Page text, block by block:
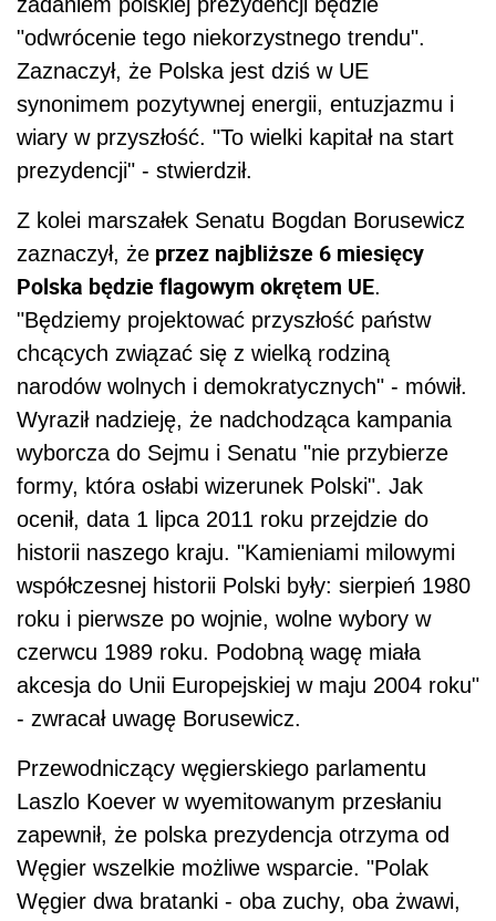
zadaniem polskiej prezydencji będzie
"odwrócenie tego niekorzystnego trendu".
Zaznaczył, że Polska jest dziś w UE
synonimem pozytywnej energii, entuzjazmu i
wiary w przyszłość. "To wielki kapitał na start
prezydencji" - stwierdził.
Z kolei marszałek Senatu Bogdan Borusewicz
zaznaczył, że przez najbliższe 6 miesięcy
Polska będzie flagowym okrętem UE.
"Będziemy projektować przyszłość państw
chcących związać się z wielką rodziną
narodów wolnych i demokratycznych" - mówił.
Wyraził nadzieję, że nadchodząca kampania
wyborcza do Sejmu i Senatu "nie przybierze
formy, która osłabi wizerunek Polski". Jak
ocenił, data 1 lipca 2011 roku przejdzie do
historii naszego kraju. "Kamieniami milowymi
współczesnej historii Polski były: sierpień 1980
roku i pierwsze po wojnie, wolne wybory w
czerwcu 1989 roku. Podobną wagę miała
akcesja do Unii Europejskiej w maju 2004 roku"
- zwracał uwagę Borusewicz.
Przewodniczący węgierskiego parlamentu
Laszlo Koever w wyemitowanym przesłaniu
zapewnił, że polska prezydencja otrzyma od
Węgier wszelkie możliwe wsparcie. "Polak
Węgier dwa bratanki - oba zuchy, oba żwawi,